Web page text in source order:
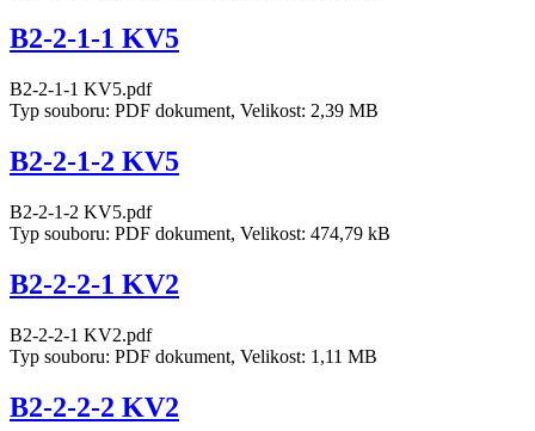
B2-2-1-1 KV5
B2-2-1-1 KV5.pdf
Typ souboru: PDF dokument, Velikost: 2,39 MB
B2-2-1-2 KV5
B2-2-1-2 KV5.pdf
Typ souboru: PDF dokument, Velikost: 474,79 kB
B2-2-2-1 KV2
B2-2-2-1 KV2.pdf
Typ souboru: PDF dokument, Velikost: 1,11 MB
B2-2-2-2 KV2